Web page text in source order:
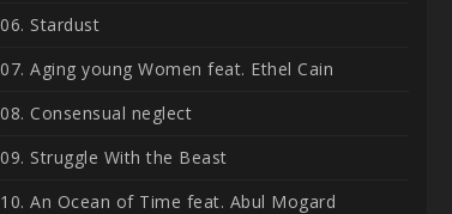
06. Stardust
07. Aging young Women feat. Ethel Cain
08. Consensual neglect
09. Struggle With the Beast
10. An Ocean of Time feat. Abul Mogard